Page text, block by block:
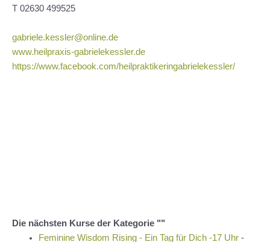
T 02630 499525
gabriele.kessler@online.de
www.heilpraxis-gabrielekessler.de
https://www.facebook.com/heilpraktikeringabrielekessler/
Die nächsten Kurse der Kategorie ""
Feminine Wisdom Rising - Ein Tag für Dich -17 Uhr-